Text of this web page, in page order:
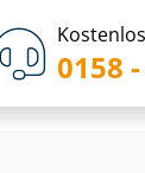
0158